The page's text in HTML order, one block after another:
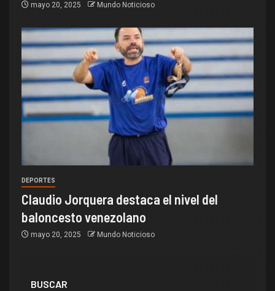
mayo 20, 2025 Mundo Noticioso
DEPORTES
Claudio Jorquera destaca el nivel del
baloncesto venezolano
mayo 20, 2025 Mundo Noticioso
BUSCAR